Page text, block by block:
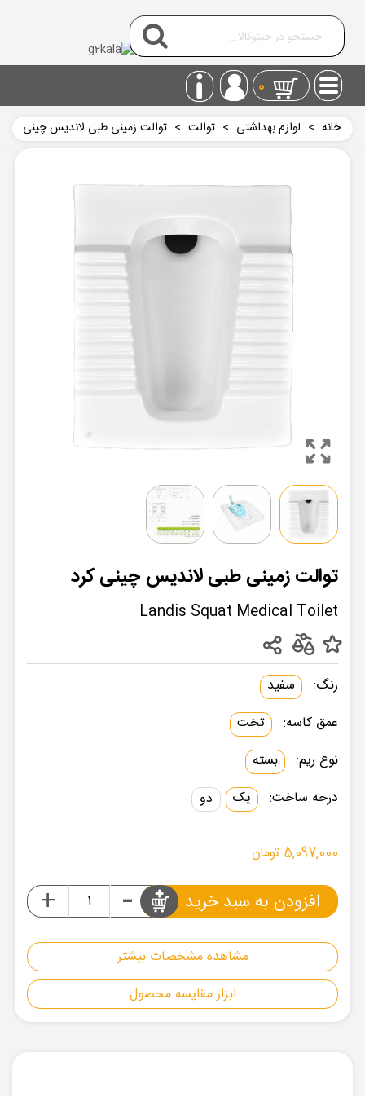
0
خانه > لوازم بهداشتی > توالت > توالت زمینی طبی لاندیس چینی
کرد
توالت زمینی طبی لاندیس چینی کرد
Landis Squat Medical Toilet
مشاهده مشخصات بیشتر
ابزار مقایسه محصول
رنگ:
سفید
عمق کاسه:
تخت
نوع ریم:
بسته
درجه ساخت:
یک دو
5,097,000 تومان
-
+ افزودن به سبد خرید